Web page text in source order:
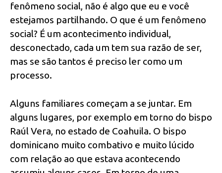
fenômeno social, não é algo que eu e você
estejamos partilhando. O que é um fenômeno
social? É um acontecimento individual,
desconectado, cada um tem sua razão de ser,
mas se são tantos é preciso ler como um
processo.
Alguns familiares começam a se juntar. Em
alguns lugares, por exemplo em torno do bispo
Raúl Vera, no estado de Coahuila. O bispo
dominicano muito combativo e muito lúcido
com relação ao que estava acontecendo